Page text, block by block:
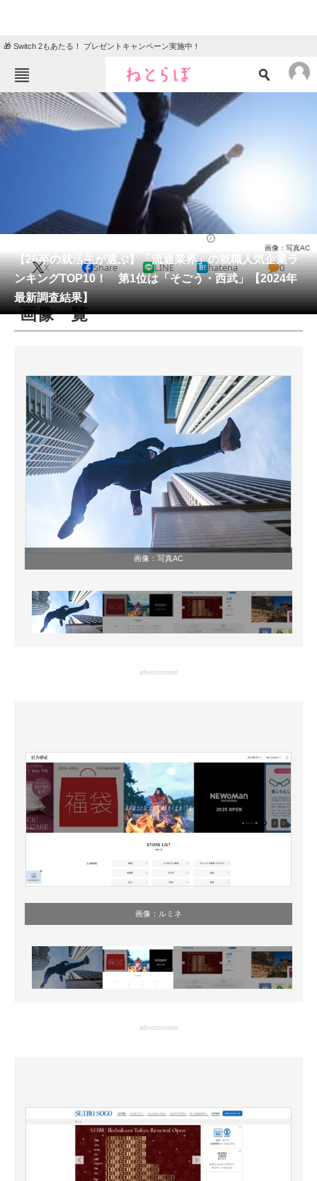
🎁 Switch 2もあたる！ プレゼントキャンペーン実施中！
ねとらぼメニュー
TOP ニュース
教育・育児
動物 リサーチ
会員記事
メディア
注目記事を集めた総合ページ
スマホと通信の最新トレンド
進化するPCとデバイスの未来
好きが集まる 比べて選べる
ビジネスと働き方のヒント
AI活用のいまが分かる
企業ITのトレンドを詳説
経営リーダーのコミュニティ
マーケ×ITの今がよく分かる
ITエンジニア向け専門サイト
エレクトロニクス専門サイト
電子設計の基本と応用
エネルギーの専門メディア
建設×テクノロジーの最前線
【26卒の就活生が選ぶ】「流通業界」の就職人気企業ラ
ンキングTOP10！ 第1位は「そごう・西武」【2024年
最新調査結果】
画像：写真AC
X Share LINE hatena 0
画像一覧
画像： 写真AC
advertisement
画像： ルミネ
advertisement